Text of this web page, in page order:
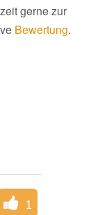
gerne zur
Bewertung.
1